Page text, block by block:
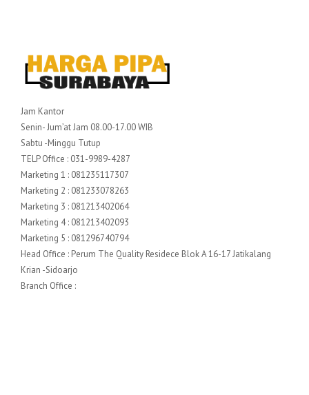
Jam Kantor
Senin- Jum’at Jam 08.00-17.00 WIB
Sabtu -Minggu Tutup
TELP Office : 031-9989-4287
Marketing 1 : 081235117307
Marketing 2 : 081233078263
Marketing 3 : 081213402064
Marketing 4 : 081213402093
Marketing 5 : 081296740794
Head Office : Perum The Quality Residece Blok A 16-17 Jatikalang
Krian -Sidoarjo
Branch Office :